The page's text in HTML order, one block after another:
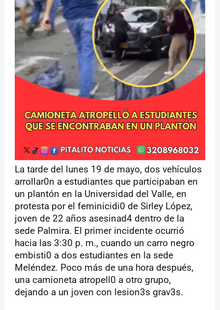
La tarde del lunes 19 de mayo, dos vehículos
arrollar0n a estudiantes que participaban en
un plantón en la Universidad del Valle, en
protesta por el feminicidi0 de Sirley López,
joven de 22 años asesinad4 dentro de la
sede Palmira. El primer incidente ocurrió
hacia las 3:30 p. m., cuando un carro negro
embisti0 a dos estudiantes en la sede
Meléndez. Poco más de una hora después,
una camioneta atropell0 a otro grupo,
dejando a un joven con lesion3s grav3s.